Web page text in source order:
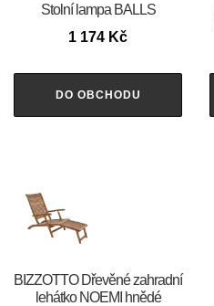
Stolní lampa BALLS
1 174 Kč
DO OBCHODU
BIZZOTTO Dřevěné zahradní
lehátko NOEMI hnědé